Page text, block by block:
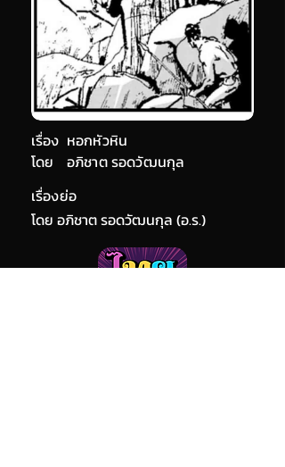
เรื่อง หอกหัวหิน
อภิชาต รอดวัฒนกุล
โดย
เรื่องย่อ
โดย อภิชาต รอดวัฒนกุล (อ.ร.)